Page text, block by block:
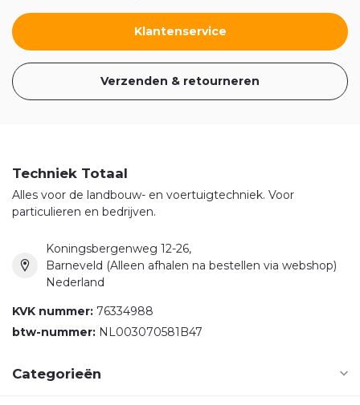
Klantenservice
Verzenden & retourneren
Techniek Totaal
Alles voor de landbouw- en voertuigtechniek. Voor
particulieren en bedrijven.
Koningsbergenweg 12-26,
Barneveld (Alleen afhalen na bestellen via webshop)
Nederland
KVK nummer: 76334988
btw-nummer: NL003070581B47
Categorieën